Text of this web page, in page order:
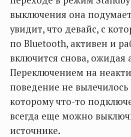
выключения она
увидит, что девайс, с
по Bluetooth, активен и
включится снова, ожидая
Переключением на
поведение не
которому что-то
всегда еще можно
источнике.